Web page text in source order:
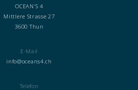
OCEAN’S 4
Mittlere Strasse 27
3600 Thun
E-Mail
info@oceans4.ch
Telefon